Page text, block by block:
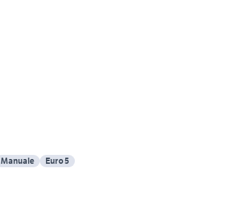
Manuale Euro 5